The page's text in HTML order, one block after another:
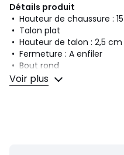
Détails produit
• Hauteur de chaussure :
• Talon plat
• Hauteur de talon : 2,5 cm
• Fermeture : A enfiler
• Bout rond
Un produit en cuir peut
Voir plus